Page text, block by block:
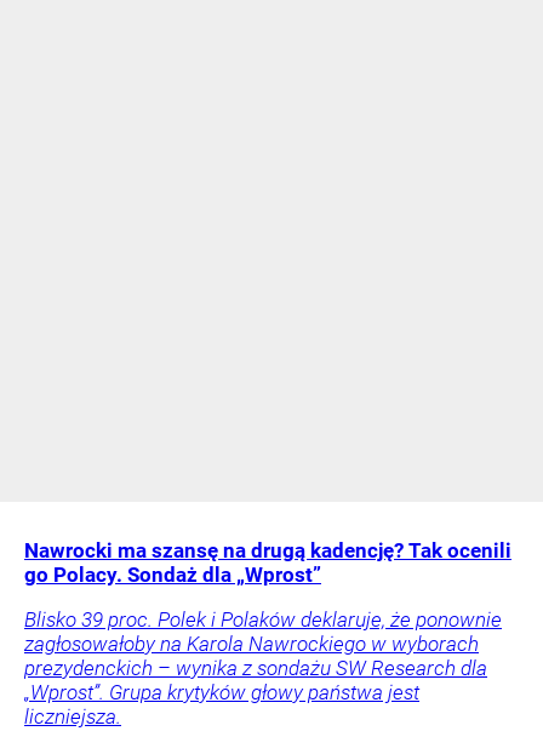
Nawrocki ma szansę na drugą kadencję? Tak ocenili
go Polacy. Sondaż dla „Wprost”
Blisko 39 proc. Polek i Polaków deklaruje, że ponownie
zagłosowałoby na Karola Nawrockiego w wyborach
prezydenckich – wynika z sondażu SW Research dla
„Wprost”. Grupa krytyków głowy państwa jest
liczniejsza.